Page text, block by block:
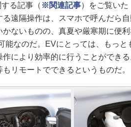
る記事（ ※関連記事）をご覧いた
遠隔操作は、スマホで呼んだら
ないものの、真夏や厳寒期に便利
能なのだ。EVにとっては、もっと
作により効率的に行うことができ
リモートでできるというものだ。